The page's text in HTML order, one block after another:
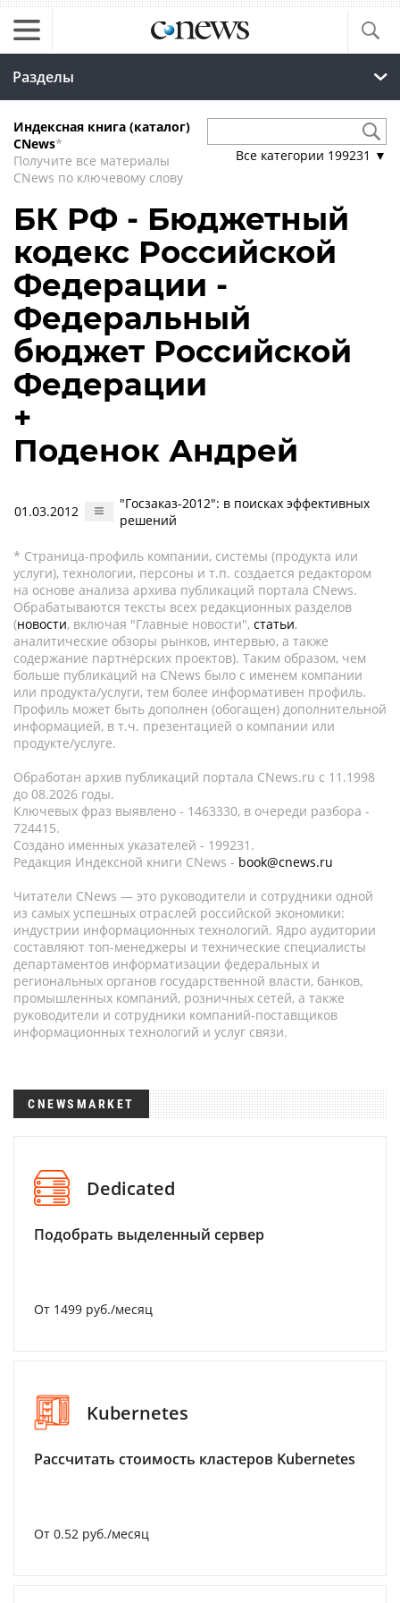
Разделы
Индексная книга (каталог)
CNews*
Получите все материалы
CNews по ключевому слову
Все категории 199231 ▼
БК РФ - Бюджетный
кодекс Российской
Федерации -
Федеральный
бюджет Российской
Федерации
+
Поденок Андрей
01.03.2012
"Госзаказ-2012": в поисках эффективных
решений
* Страница-профиль компании, системы (продукта или
услуги), технологии, персоны и т.п. создается редактором
на основе анализа архива публикаций портала CNews.
Обрабатываются тексты всех редакционных разделов
(новости, включая "Главные новости", статьи,
аналитические обзоры рынков, интервью, а также
содержание партнёрских проектов). Таким образом, чем
больше публикаций на CNews было с именем компании
или продукта/услуги, тем более информативен профиль.
Профиль может быть дополнен (обогащен) дополнительной
информацией, в т.ч. презентацией о компании или
продукте/услуге.
Обработан архив публикаций портала CNews.ru c 11.1998
до 08.2026 годы.
Ключевых фраз выявлено - 1463330, в очереди разбора -
724415.
Создано именных указателей - 199231.
Редакция Индексной книги CNews - book@cnews.ru
Читатели CNews — это руководители и сотрудники одной
из самых успешных отраслей российской экономики:
индустрии информационных технологий. Ядро аудитории
составляют топ-менеджеры и технические специалисты
департаментов информатизации федеральных и
региональных органов государственной власти, банков,
промышленных компаний, розничных сетей, а также
руководители и сотрудники компаний-поставщиков
информационных технологий и услуг связи.
CNEWSMARKET
Dedicated
Подобрать выделенный сервер
От 1499 руб./месяц
Kubernetes
Рассчитать стоимость кластеров Kubernetes
От 0.52 руб./месяц